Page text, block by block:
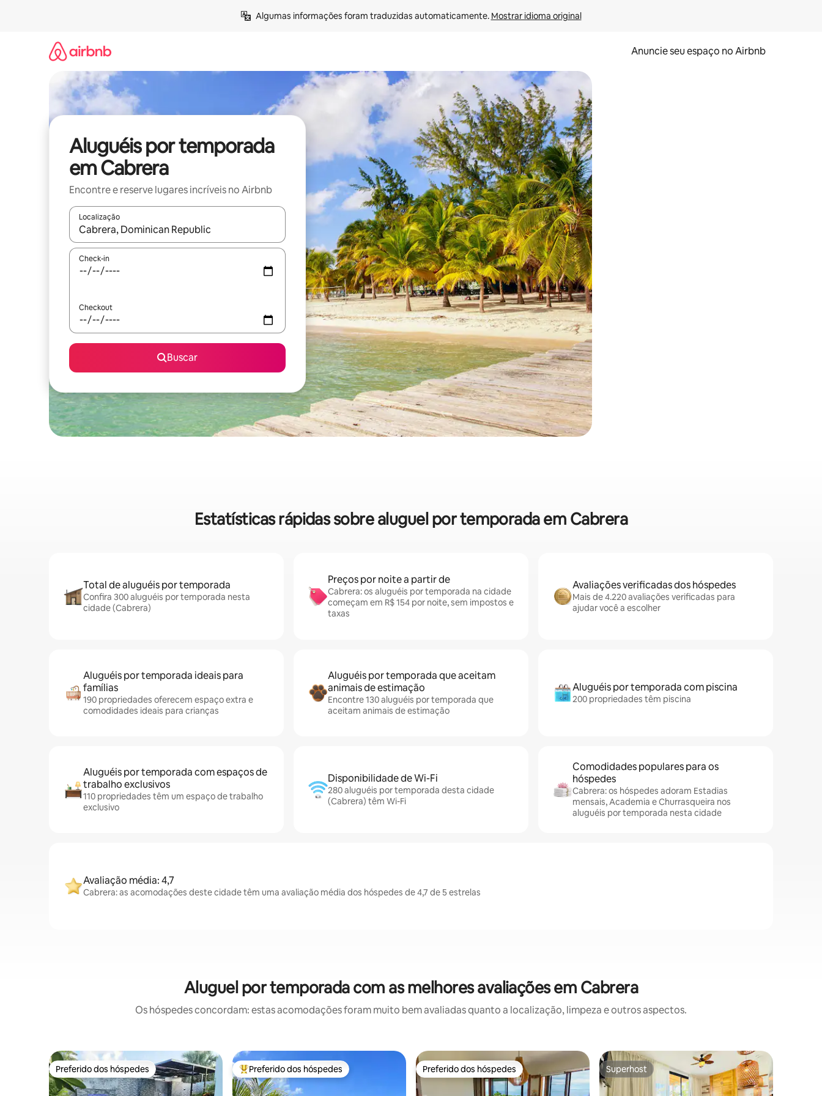
Algumas informações foram traduzidas automaticamente. Mostrar idioma original
Anuncie seu espaço no Airbnb
Aluguéis por temporada
em Cabrera
Encontre e reserve lugares incríveis no Airbnb
Localização
Quando os resultados estiverem disponíveis, explore-os usando as seta para cima e para baixo do teclado ou tocando e deslizando o dedo na tela.
Check-in
Checkout
Buscar
Estatísticas rápidas sobre aluguel por temporada em Cabrera
Total de aluguéis por temporada
Confira 300 aluguéis por temporada nesta
cidade (Cabrera)
Preços por noite a partir de
Cabrera: os aluguéis por temporada na cidade
começam em R$ 154 por noite, sem impostos e
taxas
Avaliações verificadas dos hóspedes
Mais de 4.220 avaliações verificadas para
ajudar você a escolher
Aluguéis por temporada ideais para
famílias
190 propriedades oferecem espaço extra e
comodidades ideais para crianças
Aluguéis por temporada que aceitam
animais de estimação
Encontre 130 aluguéis por temporada que
aceitam animais de estimação
Aluguéis por temporada com piscina
200 propriedades têm piscina
Aluguéis por temporada com espaços de
trabalho exclusivos
110 propriedades têm um espaço de trabalho
exclusivo
Disponibilidade de Wi-Fi
280 aluguéis por temporada desta cidade
(Cabrera) têm Wi-Fi
Comodidades populares para os
hóspedes
Cabrera: os hóspedes adoram Estadias
mensais, Academia e Churrasqueira nos
aluguéis por temporada nesta cidade
Avaliação média: 4,7
Cabrera: as acomodações deste cidade têm uma avaliação média dos hóspedes de 4,7 de 5 estrelas
Aluguel por temporada com as melhores avaliações em Cabrera
Os hóspedes concordam: estas acomodações foram muito bem avaliadas quanto a localização, limpeza e outros aspectos.
Preferido dos hóspedes
Preferido dos hóspedes Entre os melhores preferidos dos hóspedes
Preferido dos hóspedes Preferido dos hóspedes
Preferido dos hóspedes Superhost
Superhost